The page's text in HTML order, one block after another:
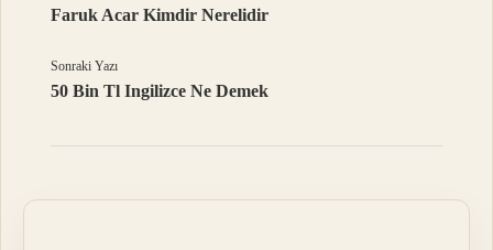
Faruk Acar Kimdir Nerelidir
Sonraki Yazı
50 Bin Tl Ingilizce Ne Demek